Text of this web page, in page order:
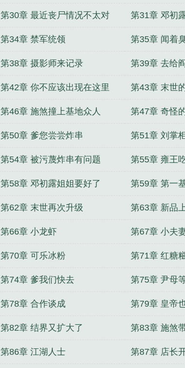
第30章 最近丧尸情况不太对 第31章 邓初
第34章 禁军统领 第35章 闻着
第38章 摄影师来记录 第39章 去给
第42章 你不应该出现在这里 第43章 末世
第46章 施煞撞上基地众人 第47章 奇怪
第50章 爹您尝尝炸串 第51章 刘掌
第54章 被污蔑炸串有问题 第55章 雍王
第58章 邓初露姐姐要好了 第59章 第一
第62章 末世再次升级 第63章 新品
第66章 小龙虾 第67章 小夫
第70章 可乐冰粉 第71章 红糖
第74章 爹我们快去 第75章 尹母
第78章 合作谈成 第79章 皇帝
第82章 结界又扩大了 第83章 施煞
第86章 江湖人士 第87章 店长